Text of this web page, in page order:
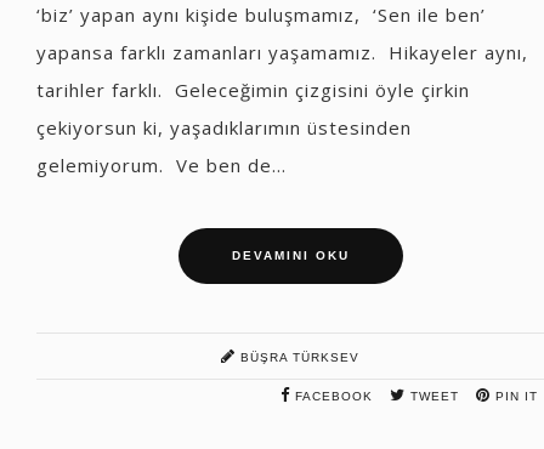
‘biz’ yapan aynı kişide buluşmamız, ‘Sen ile ben’
yapansa farklı zamanları yaşamamız. Hikayeler aynı,
tarihler farklı. Geleceğimin çizgisini öyle çirkin
çekiyorsun ki, yaşadıklarımın üstesinden
gelemiyorum. Ve ben de...
DEVAMINI OKU
BÜŞRA TÜRKSEV
FACEBOOK TWEET PIN IT